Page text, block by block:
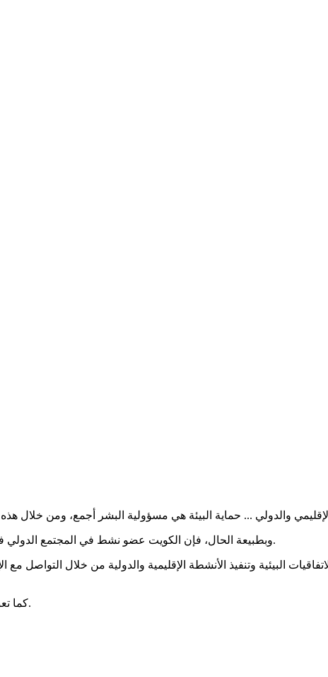
وبطبيعة الحال، فإن الكويت عضو نشط في المجتمع الدولي فيما يتعلق بالعمل البيئي، وتدرك بأهمية البيئة للمجتمع العالمي والاستدامة ومستقبل صحي.
البيئية وتنفيذ الأنشطة الإقليمية والدولية من خلال التواصل
كما تعزز إدارة العلاقات الدولية التعاون الإقليمي والدولي في الشؤون البيئية والتنمية المستدامة.